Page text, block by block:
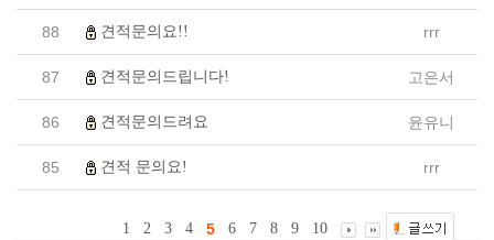
88 견적문의요!! rrr
87 견적문의드립니다! 고은서
86 견적문의드려요 윤유니
85 견적 문의요! rrr
1 2 3 4 5 6 7 8 9 10